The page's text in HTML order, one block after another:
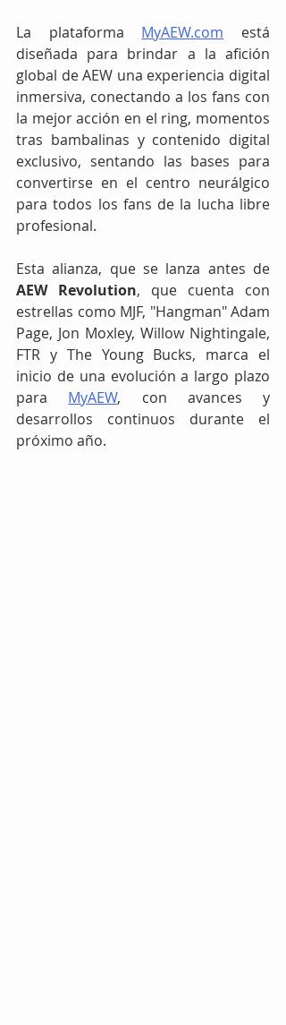
La plataforma MyAEW.com está
diseñada para brindar a la afición
global de AEW una experiencia digital
inmersiva, conectando a los fans con
la mejor acción en el ring, momentos
tras bambalinas y contenido digital
exclusivo, sentando las bases para
convertirse en el centro neurálgico
para todos los fans de la lucha libre
profesional.
AEW Revolution, que cuenta con
estrellas como MJF, "Hangman" Adam
Page, Jon Moxley, Willow Nightingale,
FTR y The Young Bucks, marca el
inicio de una evolución a largo plazo
para MyAEW, con avances y
desarrollos continuos durante el
próximo año.